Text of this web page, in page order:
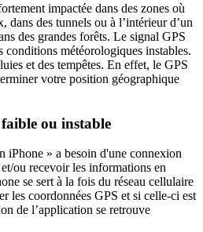
impactée dans des zones où
dans des tunnels ou à l’intérieur d’un
des grandes forêts. Le signal GPS
conditions météorologiques instables.
et des tempêtes. En effet, le GPS
votre position géographique
ou instable
iPhone » a besoin d'une connexion
ou recevoir les informations en
se sert à la fois du réseau cellulaire
les coordonnées GPS et si celle-ci est
de l’application se retrouve